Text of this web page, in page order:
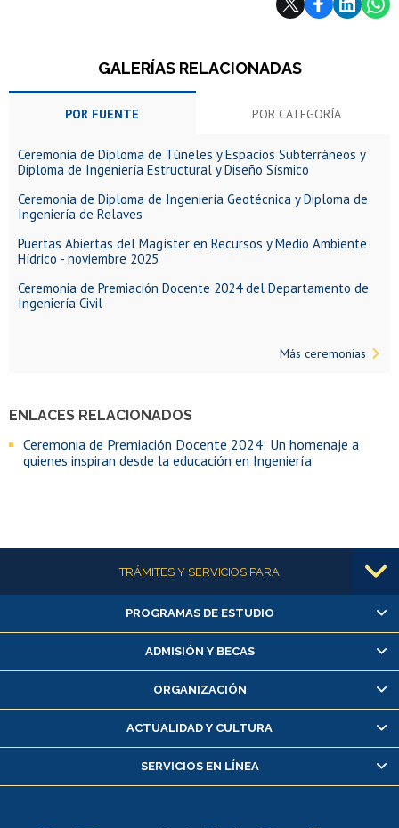
GALERÍAS RELACIONADAS
POR FUENTE POR CATEGORÍA
Ceremonia de Diploma de Túneles y Espacios Subterráneos y
Diploma de Ingeniería Estructural y Diseño Sísmico
Ceremonia de Diploma de Ingeniería Geotécnica y Diploma de
Ingeniería de Relaves
Puertas Abiertas del Magíster en Recursos y Medio Ambiente
Hídrico - noviembre 2025
Ceremonia de Premiación Docente 2024 del Departamento de
Ingeniería Civil
Más ceremonias
ENLACES RELACIONADOS
Ceremonia de Premiación Docente 2024: Un homenaje a
quienes inspiran desde la educación en Ingeniería
Más informaciónTRÁMITES Y SERVICIOS PARA
Alumnas/os y exalumnas/os
Matrícula en línea
Inscripción y cambio de asignaturas
Consulta y certificado de notas
Servicio médico y dental
Pago de arancel y crédito alumnos
PROGRAMAS DE ESTUDIO
ADMISIÓN Y BECAS
ORGANIZACIÓN
ACTUALIDAD Y CULTURA
SERVICIOS EN LÍNEA